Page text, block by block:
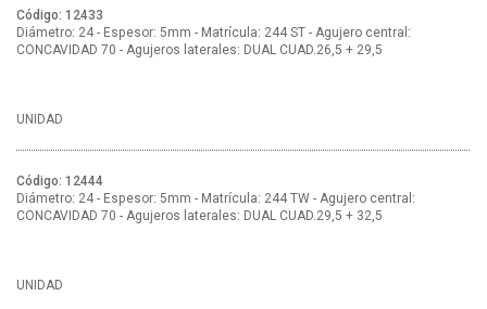
Código: 12433
Diámetro: 24 - Espesor: 5mm - Matrícula: 244 ST - Agujero central:
CONCAVIDAD 70 - Agujeros laterales: DUAL CUAD.26,5 + 29,5
UNIDAD
Código: 12444
Diámetro: 24 - Espesor: 5mm - Matrícula: 244 TW - Agujero central:
CONCAVIDAD 70 - Agujeros laterales: DUAL CUAD.29,5 + 32,5
UNIDAD